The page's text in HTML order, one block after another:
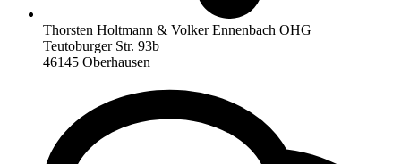
Thorsten Holtmann & Volker Ennenbach OHG
Teutoburger Str. 93b
46145 Oberhausen